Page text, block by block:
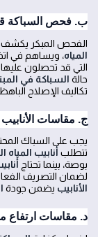
ب. فحص السباكة
الفحص المبكر
المياه، ويساهم في
التي قد تحصلون
حالة السباكة في
تكاليف الإصلاح
ج. مقاسات
يجب على السباك
تتطلب أنابيب المياه
بوصة، بينما تحتاج
لضمان التصريف
الأنابيب يضمن جودة
د. مقاسات ارتفاع